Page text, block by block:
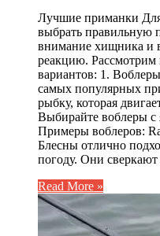
Лучшие приманки
выбрать правильную
внимание хищника и
реакцию. Рассмотрим
вариантов: 1.
самых популярных
рыбку, которая
Выбирайте воблеры
Примеры воблеров:
Блесны отлично
погоду. Они
Read More »